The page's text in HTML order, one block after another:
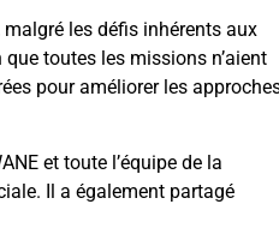
les défis inhérents aux
toutes les missions n’aient
pour améliorer les
et toute l’équipe de la
Il a également partagé